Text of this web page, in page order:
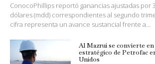
ConocoPhillips reportó ganancias ajustadas por
dólares (mdd) correspondientes al segundo
cifra representa un avance sustancial frente a...
Al Mazrui se convierte
estratégico de Petrofac
Unidos